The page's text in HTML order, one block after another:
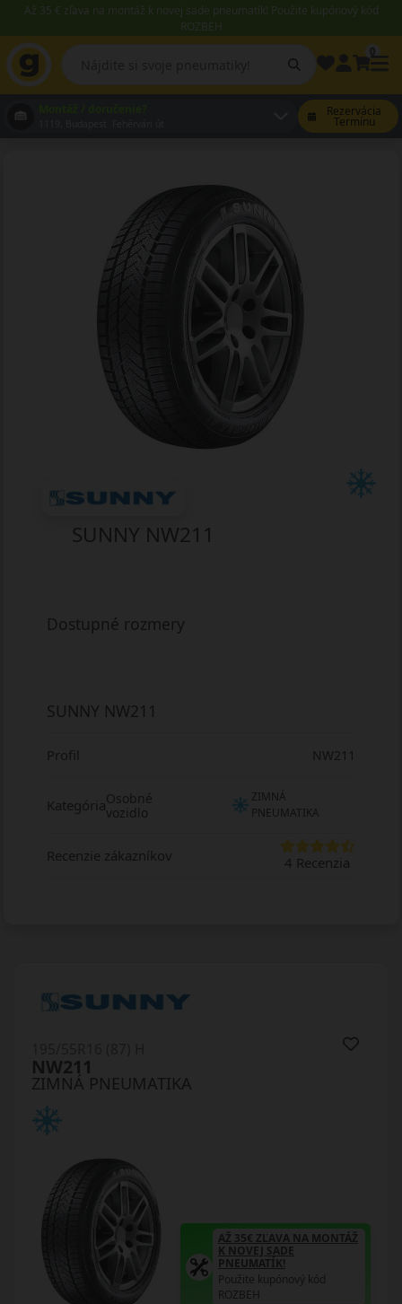
Až 35 € zľava na montáž k novej sade pneumatík! Použite kupónový kód
ROZBEH
Rezervácia
Termínu
SUNNY NW211
Dostupné rozmery
SUNNY NW211
Profil NW211
KategóriaOsobné
vozidlo
ZIMNÁ
PNEUMATIKA
Recenzie zákazníkov 4 Recenzia
ZIMNÁ PNEUMATIKA
NW211
AŽ 35€ ZĽAVA NA MONTÁŽ
K NOVEJ SADE
PNEUMATÍK!
Použite kupónový kód
ROZBEH